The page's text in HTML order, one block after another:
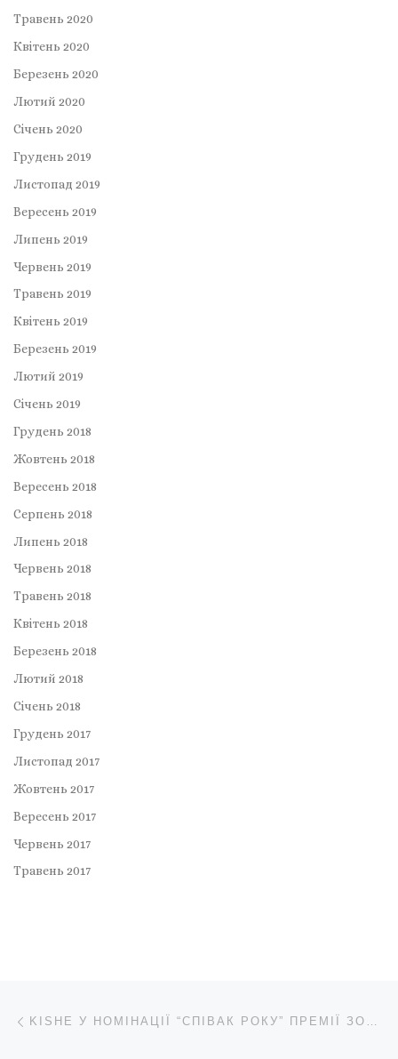
Травень 2020
Квітень 2020
Березень 2020
Лютий 2020
Січень 2020
Грудень 2019
Листопад 2019
Вересень 2019
Липень 2019
Червень 2019
Травень 2019
Квітень 2019
Березень 2019
Лютий 2019
Січень 2019
Грудень 2018
Жовтень 2018
Вересень 2018
Серпень 2018
Липень 2018
Червень 2018
Травень 2018
Квітень 2018
Березень 2018
Лютий 2018
Січень 2018
Грудень 2017
Листопад 2017
Жовтень 2017
Вересень 2017
Червень 2017
Травень 2017
Навігація записів